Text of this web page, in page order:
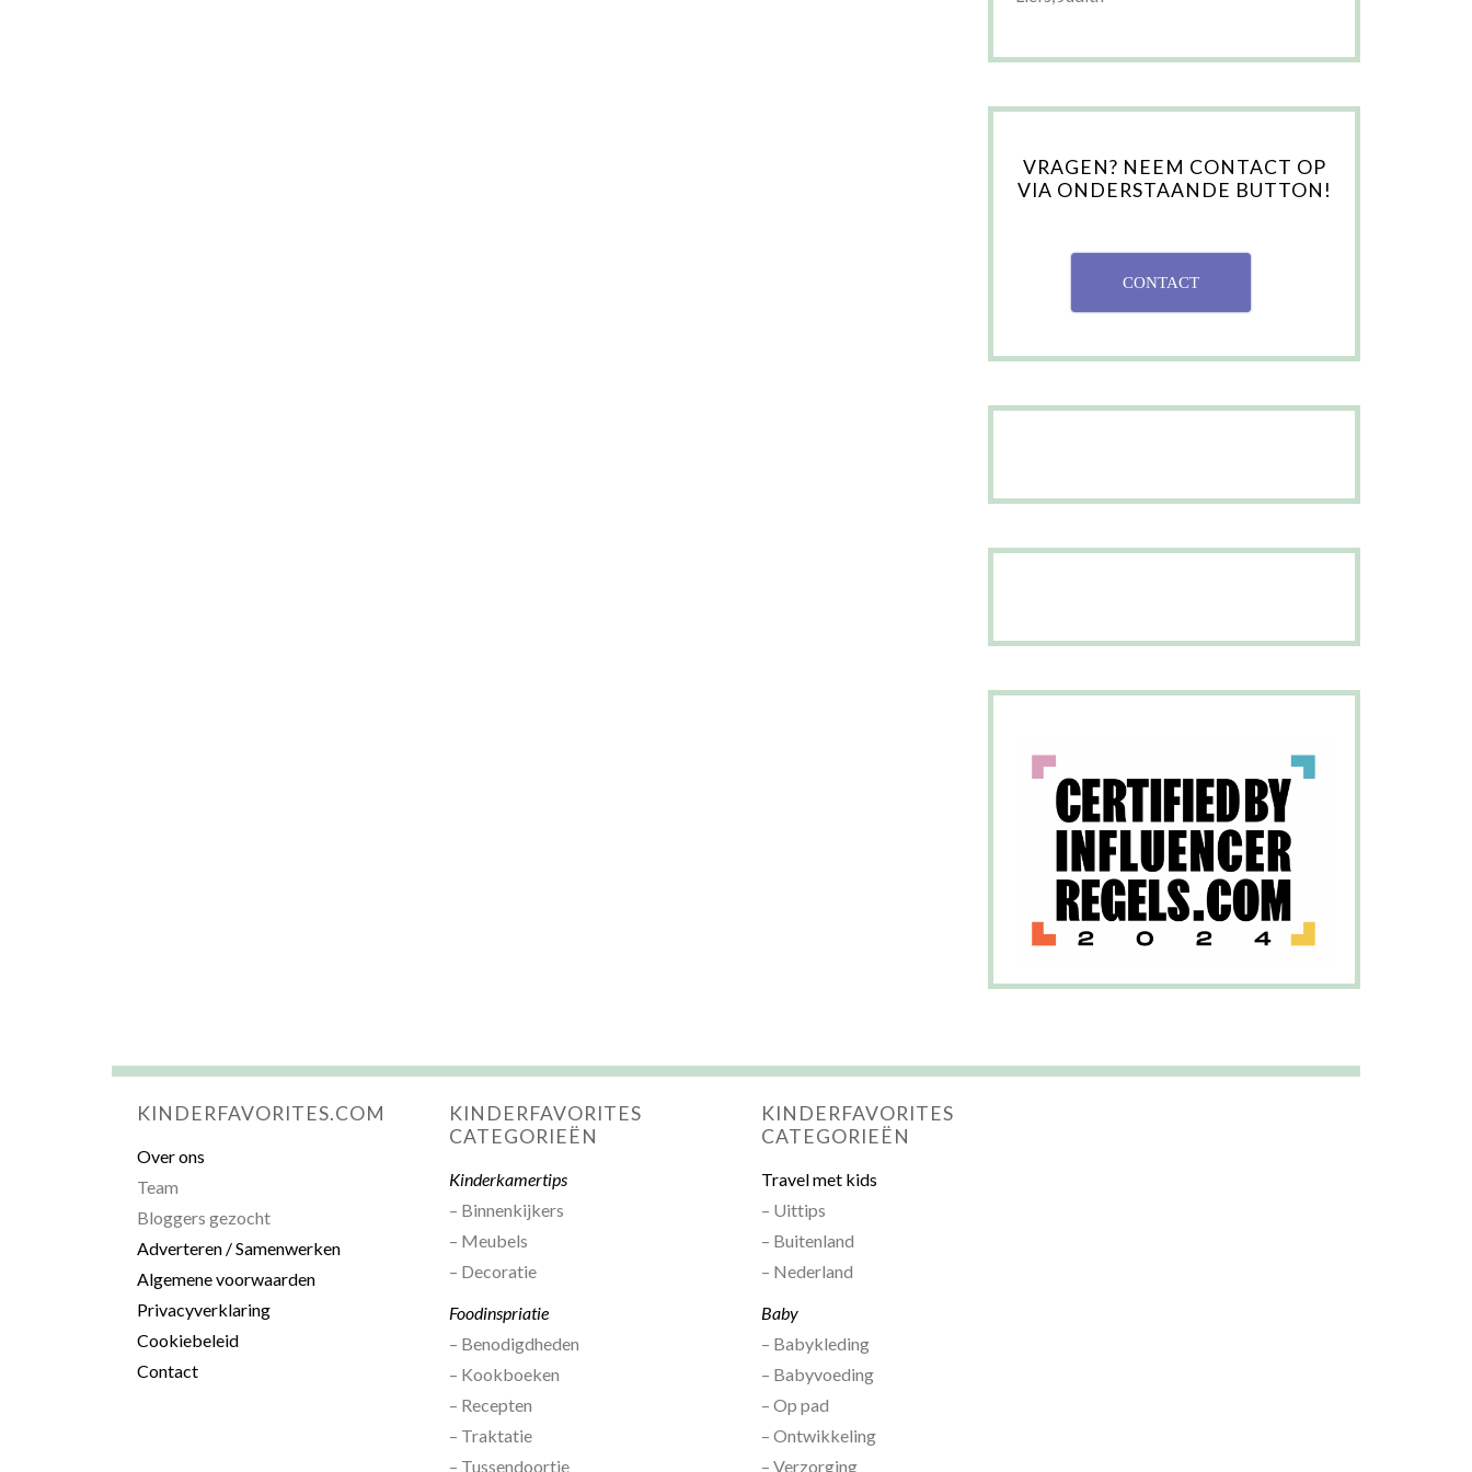
VRAGEN? NEEM CONTACT OP
VIA ONDERSTAANDE BUTTON!
CONTACT
KINDERFAVORITES.COM
Over ons
Team
Bloggers gezocht
Adverteren / Samenwerken
Algemene voorwaarden
Privacyverklaring
Cookiebeleid
Contact
KINDERFAVORITES
CATEGORIEËN
Kinderkamertips
– Binnenkijkers
– Meubels
– Decoratie
Foodinspriatie
– Benodigdheden
– Kookboeken
– Recepten
– Traktatie
– Tussendoortje
KINDERFAVORITES
CATEGORIEËN
Travel met kids
– Uittips
– Buitenland
– Nederland
Baby
– Babykleding
– Babyvoeding
– Op pad
– Ontwikkeling
– Verzorging